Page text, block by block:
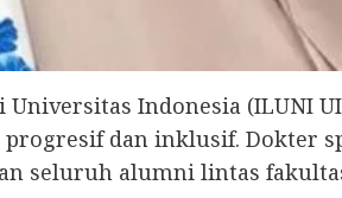
Indonesia (ILUNI
dan inklusif. Dokter
seluruh alumni lintas